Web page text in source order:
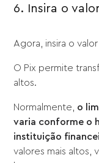
6. Insira o
Agora, insira o
O Pix permite
altos.
Normalmente, o
varia conforme o
instituição
valores mais altos,